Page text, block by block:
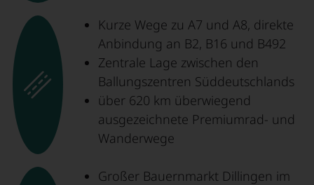
Kurze Wege zu A7 und A8, direkte
Anbindung an B2, B16 und B492
Zentrale Lage zwischen den
Ballungszentren Süddeutschlands
über 620 km überwiegend
ausgezeichnete Premiumrad- und
Wanderwege
Großer Bauernmarkt Dillingen im